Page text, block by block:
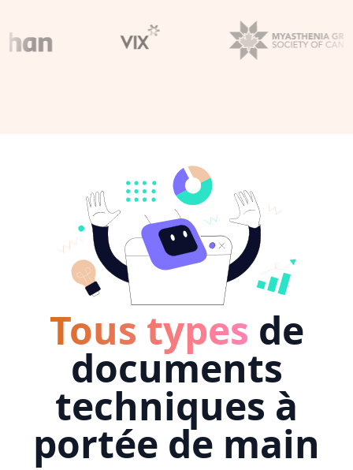
Tous types de
documents
techniques à
portée de main